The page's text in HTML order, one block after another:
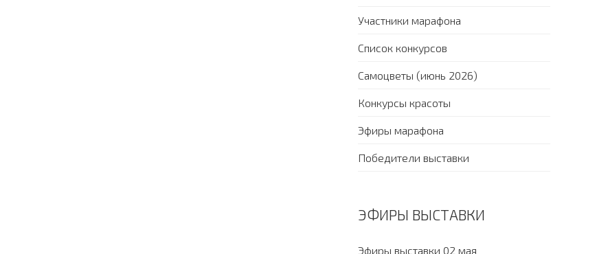
Участники марафона
Список конкурсов
Самоцветы (июнь 2026)
Конкурсы красоты
Эфиры марафона
Победители выставки
ЭФИРЫ ВЫСТАВКИ
Эфиры выставки 02 мая